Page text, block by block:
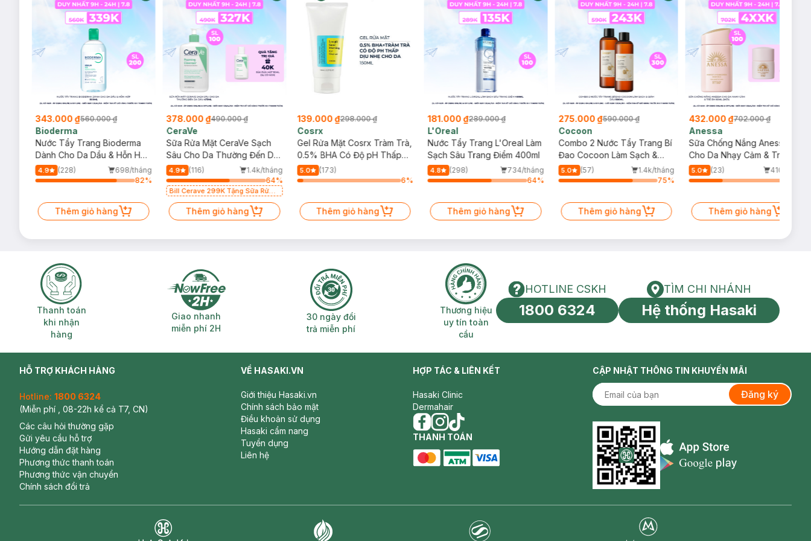
343.000 ₫560.000 ₫
Bioderma
Nước Tẩy Trang Bioderma
Dành Cho Da Dầu & Hỗn Hợp
500ml
4.9 (228)
698/tháng
82%
Thêm giỏ hàng
378.000 ₫490.000 ₫
CeraVe
Sữa Rửa Mặt CeraVe Sạch
Sâu Cho Da Thường Đến Da
Dầu 473ml
4.9 (116)
1.4k/tháng
64%
Bill Cerave 299K Tặng Sữa Rửa
Mặt Cerave 30ml (SL có hạn)
Thêm giỏ hàng
139.000 ₫298.000 ₫
Cosrx
Gel Rửa Mặt Cosrx Tràm Trà,
0.5% BHA Có Độ pH Thấp
150ml
5.0
(173)
6%
Thêm giỏ hàng
181.000 ₫289.000 ₫
L'Oreal
Nước Tẩy Trang L'Oreal Làm
Sạch Sâu Trang Điểm 400ml
4.8 (298)
734/tháng
64%
Thêm giỏ hàng
275.000 ₫590.000 ₫
Cocoon
Combo 2 Nước Tẩy Trang Bí
Đao Cocoon Làm Sạch &
Giảm Dầu 500ml
5.0 (57)
1.4k/tháng
75%
Thêm giỏ hàng
432.000 ₫702.000 ₫
Anessa
Sữa Chống Nắng Anessa
Cho Da Nhạy Cảm & Trẻ Em
60ml (Mới)
5.0 (23)
410/tháng
Thêm giỏ hàng
Thanh toán khi nhận hàng
Thanh toán
khi nhận
hàng
Giao nhanh miễn phí 2H
Giao nhanh
miễn phí 2H
30 ngày đổi trả miễn phí
30 ngày đổi
trả miễn phí
Thương hiệu uy tín toàn cầu
Thương hiệu
uy tín toàn
cầu
HOTLINE CSKH
HOTLINE CSKH
1800 6324
Tìm chi nhánh
TÌM CHI NHÁNH
Hệ thống Hasaki
HỖ TRỢ KHÁCH HÀNG
Hotline: 1800 6324
(Miễn phí , 08-22h kể cả T7, CN)
Các câu hỏi thường gặp
Gửi yêu cầu hỗ trợ
Hướng dẫn đặt hàng
Phương thức thanh toán
Phương thức vận chuyển
Chính sách đổi trả
VỀ HASAKI.VN
Giới thiệu Hasaki.vn
Chính sách bảo mật
Điều khoản sử dụng
Hasaki cẩm nang
Tuyển dụng
Liên hệ
HỢP TÁC & LIÊN KẾT
Hasaki Clinic
Dermahair
facebook
instagram
tiktok
THANH TOÁN
CẬP NHẬT THÔNG TIN KHUYẾN MÃI
Đăng ký
Appstore icon